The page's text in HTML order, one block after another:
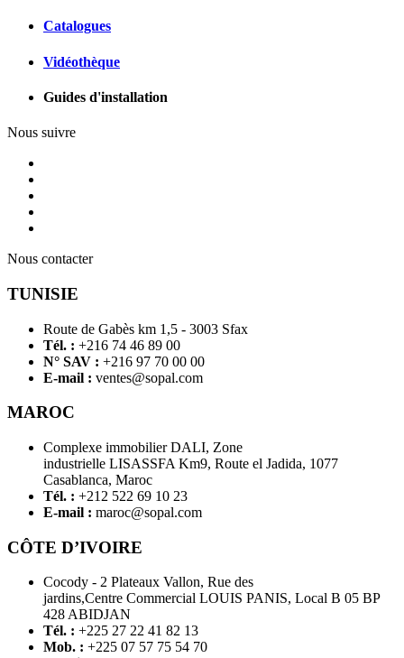
Catalogues
Vidéothèque
Guides d'installation
Nous suivre
Nous contacter
TUNISIE
Route de Gabès km 1,5 - 3003 Sfax
Tél. : +216 74 46 89 00
N° SAV : +216 97 70 00 00
E-mail : ventes@sopal.com
MAROC
Complexe immobilier DALI, Zone
industrielle LISASSFA Km9, Route el Jadida, 1077
Casablanca, Maroc
Tél. : +212 522 69 10 23
E-mail : maroc@sopal.com
CÔTE D’IVOIRE
Cocody - 2 Plateaux Vallon, Rue des
jardins,Centre Commercial LOUIS PANIS, Local B 05 BP
428 ABIDJAN
Tél. : +225 27 22 41 82 13
Mob. : +225 07 57 75 54 70